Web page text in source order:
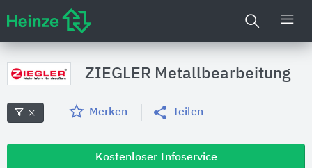
ZIEGLER Metallbearbeitung
Merken Teilen
Kostenloser Infoservice